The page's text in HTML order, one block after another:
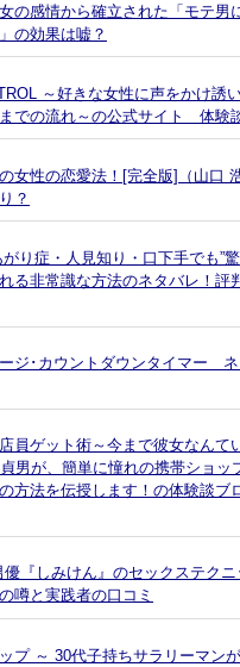
の感情から確立された「モテ男
の効果は嘘？
～好きな女性に声をかけ誘
での流れ～の公式サイト 体験
女性の恋愛法！[完全版]（山口
？
り症・人見知り・口下手でも”
る非常識な方法のネタバレ！評
ジ･カウントダウンタイマー
員ゲット術～今まで彼女なんて
男が、簡単に憧れの携帯ショッ
方法を伝授します！の体験談ブ
優『しみけん』のセックステク
噂と実践者の口コミ
プ ～ 30代子持ちサラリーマン